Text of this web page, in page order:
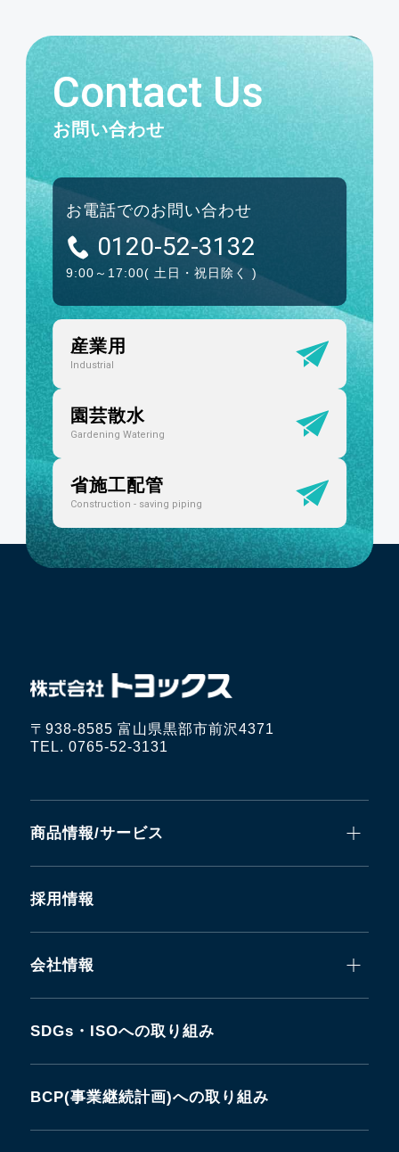
Contact Us
お問い合わせ
お電話でのお問い合わせ
0120-52-3132
9:00～17:00( 土日・祝日除く )
産業用
Industrial
園芸散水
Gardening Watering
省施工配管
Construction - saving piping
〒938-8585 富山県黒部市前沢4371
TEL. 0765-52-3131
商品情報/サービス
採用情報
会社情報
SDGs・ISOへの取り組み
BCP(事業継続計画)への取り組み